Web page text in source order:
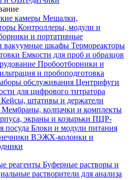
камеры Мешалки,
Контроллеры, модули и
и портативные
вакуумные шкафы Термореакторы
Емкости для проб и образцов
Пробоотборники и
и пробоподготовка
обслуживания Центрифуги
для цифрового титратора
Кейсы, штативы и держатели
Мембраны, колпачки и комплекты
экраны и козырьки ПЦР-
посуда Блоки и модули питания
ВЭЖХ-колонки и
реагенты Буферные растворы и
растворители для анализа